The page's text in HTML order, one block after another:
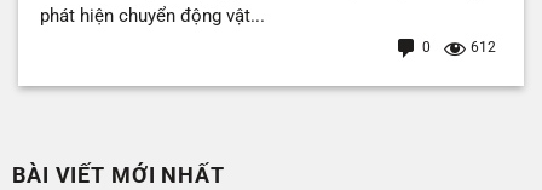
phát hiện chuyển động vật...
0 612
BÀI VIẾT MỚI NHẤT